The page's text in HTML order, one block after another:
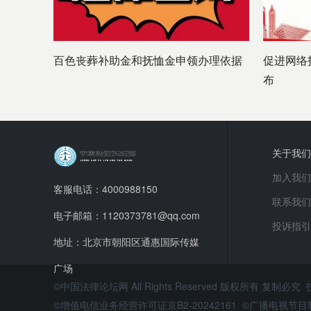
百色丧葬补助金和抚恤金申领办理依据
促进网
布
客服电话：4000988150
电子邮箱：1120373781@qq.com
地址：北京市朝阳区通惠国际传媒
广场
关于我们
加入我们
联系我们
投诉指引
©中国法律论坛网 All Rights Reserved 版权所有 复制必究
©增值电信业务经营许可证京B2-20242161 ©广播电视节